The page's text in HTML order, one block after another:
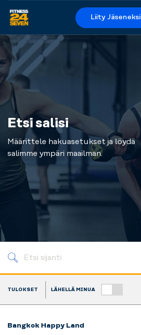
Logo
Liity Jäseneksi
Etsi salisi
Määrittele hakuasetukset ja löydä
salimme ympäri maailman.
TULOKSET LÄHELLÄ MINUA
Bangkok Happy Land